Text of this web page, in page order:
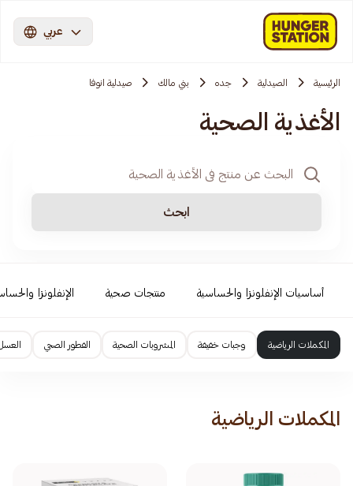
عربي
الرئيسية الصيدلية جده بني مالك صيدلية انوفا
الأغذية الصحية
ابحث
أساسيات الإنفلونزا والحساسية منتجات صحية الإنفلونزا
المكملات الرياضية وجبات خفيفة المشروبات الصحية الفطور الصحي
المكملات الرياضية